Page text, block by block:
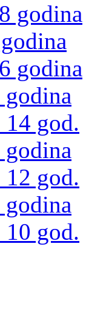
godina
godina
god.
god.
god.